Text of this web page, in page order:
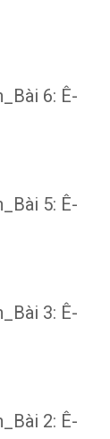
6: Ê-
5: Ê-
3: Ê-
2: Ê-